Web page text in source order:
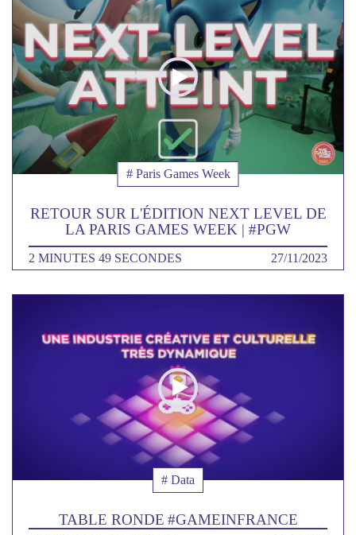
la
video
Thématique
# Paris Games Week
RETOUR SUR L'ÉDITION NEXT LEVEL DE
LA PARIS GAMES WEEK | #PGW
DURÉE
2 MINUTES 49 SECONDES DATE
27/11/2023
Thématique
# Data
TABLE RONDE #GAMEINFRANCE